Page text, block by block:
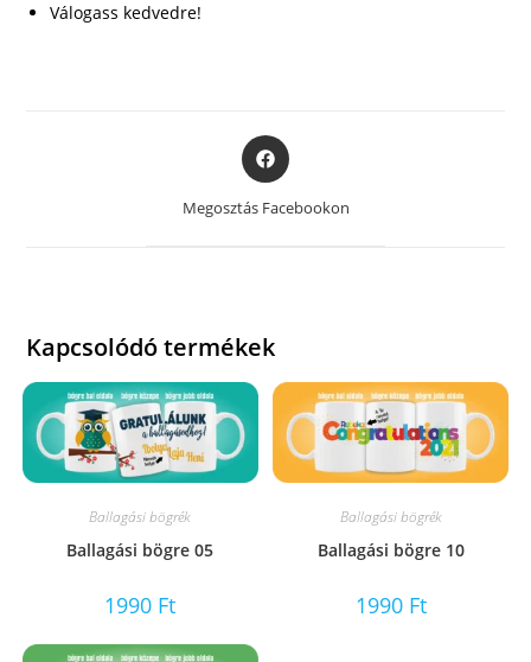
Válogass kedvedre!
Opens
in
a
new
Megosztás Facebookon
Kapcsolódó termékek
Ballagási bögrék
Ballagási bögre 05
1990 Ft
Ballagási bögrék
Ballagási bögre 10
1990 Ft